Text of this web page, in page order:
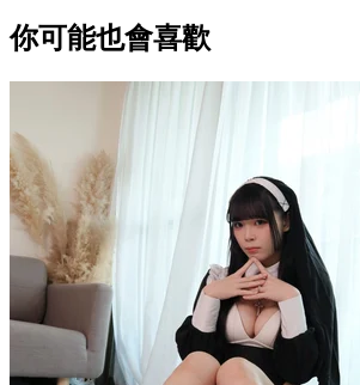
你可能也會喜歡